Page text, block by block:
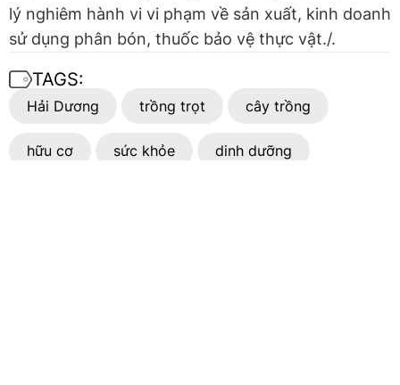
lý nghiêm hành vi vi phạm về sản xuất, kinh doanh
sử dụng phân bón, thuốc bảo vệ thực vật./.
TAGS:
Hải Dương trồng trọt cây trồng
hữu cơ sức khỏe dinh dưỡng